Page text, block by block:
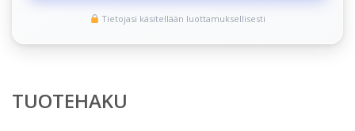
Tietojasi käsitellään luottamuksellisesti
TUOTEHAKU